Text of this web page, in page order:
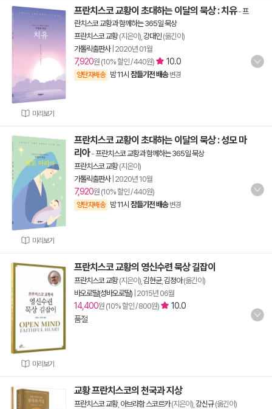
미리보기
프란치스코 교황이 초대하는 이달의 묵상 : 치유-프
란치스코 교황과 함께하는 365일 묵상
프란치스코 교황(지은이), 강대인 (옮긴이)
가톨릭출판사| 2020년 01월
7,920원 (10% 할인 / 440원) 10.0
양탄자배송 밤 11시 잠들기전 배송 변경
미리보기
프란치스코 교황이 초대하는 이달의 묵상 : 성모 마
리아-프란치스코 교황과 함께하는 365일 묵상
프란치스코 교황(지은이)
가톨릭출판사| 2020년 10월
7,920원 (10% 할인 / 440원)
양탄자배송 밤 11시 잠들기전 배송 변경
미리보기
프란치스코 교황의 영신수련 묵상 길잡이
프란치스코 교황(지은이), 김현균, 김정아(옮긴이)
바오로딸(성바오로딸) 2015년 06월
14,400원 (10% 할인 / 800원)
10.0
품절
교황 프란치스코의 천국과 지상
프란치스코 교황, 아브라함 스코르카(지은이), 강신규(옮긴이)